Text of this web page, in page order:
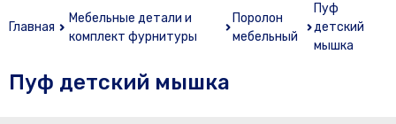
Главная
Мебельные детали и
комплект фурнитуры
Поролон
мебельный
Пуф
детский
мышка
Пуф детский мышка